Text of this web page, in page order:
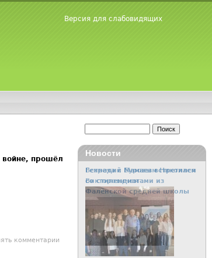
Версия для слабовидящих
войне, прошёл
свете
комментарии
Новости
Встреча с Буровым Николаем
Викторовичем